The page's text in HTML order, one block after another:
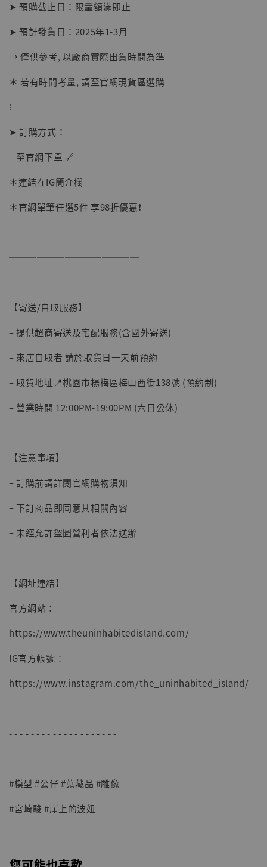
NT$ 1,500
子彈飛 鵝城縣長 張麻子 [BK01]
NT$ 4,980
➤ 預購截止日：限量額滿即止
➤ 預計發貨日：2025年1-3月
→ 僅供參考, 以廠商實際出貨時間為準
＊ 若有時間考量, 請至官網現貨區選購
⁝
➤ 訂購方式：
– 至官網下單 🔗
＊連結在IG簡介欄
＊官網單筆任選5件 享98折優惠❗️
──────────────
【寄送/自取服務】
– 提供超商寄送及宅配服務(含國外寄送)
– 來店自取者 請於取貨日一天前預約
– 取貨地址📍桃園市楊梅區梅山西街138號 (預約制)
– 營業時間 12:00PM-19:00PM (六日公休)
【注意事項】
– 訂購前請詳閱官網購物須知
– 下訂商品即同意其相關內容
– 未經允許盜圖營利者依法送辦
【網址連結】
官方網站：
https://www.theuninhabitedisland.com/
IG官方帳號：
https://www.instagram.com/the_uninhabited_island/
- - - - - - - - - - - - - - - - - - - -
#模型 #公仔 #蒐藏品 #雕像
#宮崎駿 #崖上的波妞